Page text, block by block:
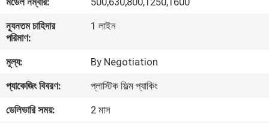
কারখানা
ভ্রমণ
মান
নিয়ন্ত্রণ
ন্যূনতম চাহিদার
পরিমাণ:
1 লাইন
মূল্য:
By Negotiation
প্যাকেজিং বিবরণ:
প্লাস্টিক ফিল্ম প্যাকিং
ডেলিভারি সময়:
2 মাস